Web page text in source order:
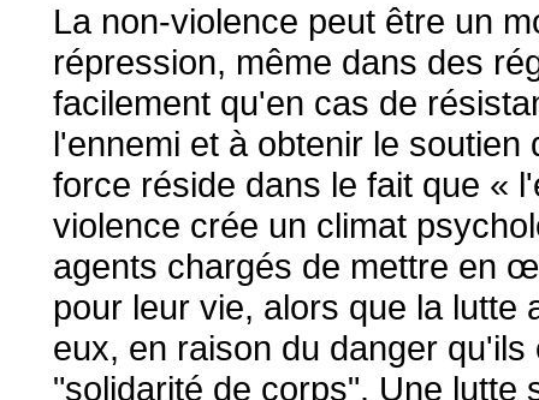
La non-violence peut être un
répression, même dans des
facilement qu'en cas de
l'ennemi et à obtenir le
force réside dans le fait que «
violence crée un climat
agents chargés de mettre en
pour leur vie, alors que la lutte
eux, en raison du danger
"solidarité de corps". Une lutte